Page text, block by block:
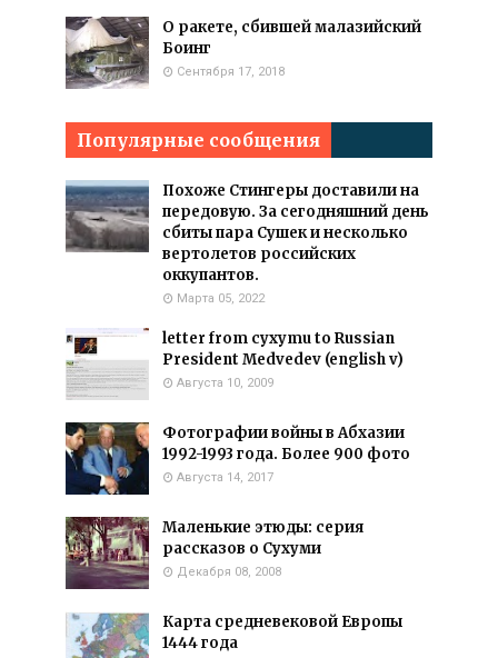
О ракете, сбившей малазийский
Боинг
Сентября 17, 2018
Популярные сообщения
Похоже Стингеры доставили на
передовую. За сегодняшний день
сбиты пара Сушек и несколько
вертолетов российских
оккупантов.
Марта 05, 2022
letter from cyxymu to Russian
President Medvedev (english v)
Августа 10, 2009
Фотографии войны в Абхазии
1992-1993 года. Более 900 фото
Августа 14, 2017
Маленькие этюды: серия
рассказов о Сухуми
Декабря 08, 2008
Карта средневековой Европы
1444 года